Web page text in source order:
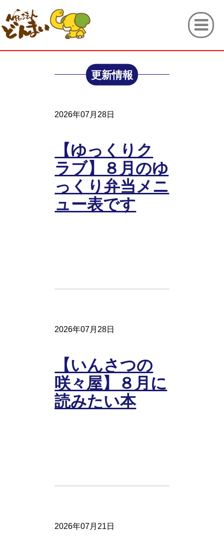
更新情報
2026年07月28日
【ゆっくりク
ラブ】８月のゆ
っくり弁当メニ
ュー表です
2026年07月28日
【いんさつの
咲々屋】８月に
読みたい本
2026年07月21日